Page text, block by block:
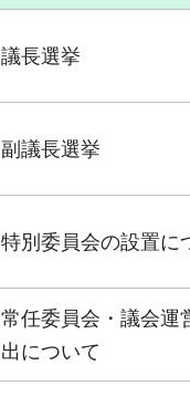
議長選挙
副議長選挙
特別委員会の設置に
常任委員会・議会運
出について